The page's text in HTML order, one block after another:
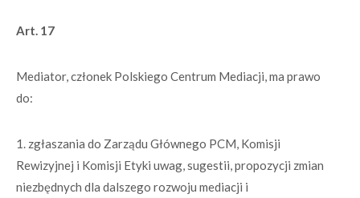
Art. 17
Mediator, członek Polskiego Centrum Mediacji, ma prawo
do:
1. zgłaszania do Zarządu Głównego PCM, Komisji
Rewizyjnej i Komisji Etyki uwag, sugestii, propozycji zmian
niezbędnych dla dalszego rozwoju mediacji i